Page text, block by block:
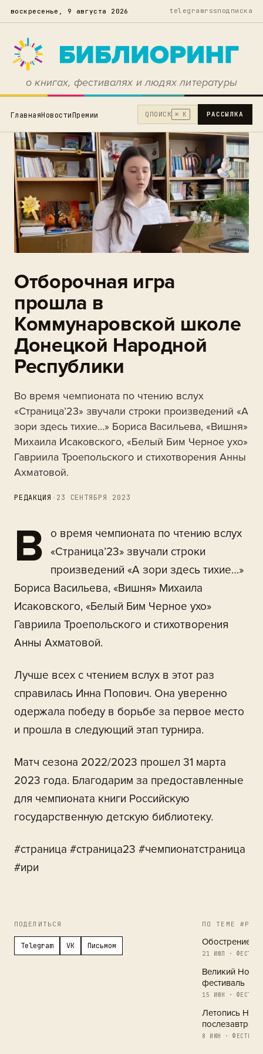
воскресенье, 9 августа 2026 telegramrssподписка
о книгах, фестивалях и людях литературы
ГлавнаяНовостиПремии Q ПОИСК ⌘ K РАССЫЛКА
Отборочная игра
прошла в
Коммунаровской школе
Донецкой Народной
Республики
Во время чемпионата по чтению вслух
«Страница’23» звучали строки произведений «А
зори здесь тихие…» Бориса Васильева, «Вишня»
Михаила Исаковского, «Белый Бим Черное ухо»
Гавриила Троепольского и стихотворения Анны
Ахматовой.
РЕДАКЦИЯ · 23 СЕНТЯБРЯ 2023
В
о время чемпионата по чтению вслух
«Страница’23» звучали строки
произведений «А зори здесь тихие…»
Бориса Васильева, «Вишня» Михаила
Исаковского, «Белый Бим Черное ухо»
Гавриила Троепольского и стихотворения
Анны Ахматовой.
Лучше всех с чтением вслух в этот раз
справилась Инна Попович. Она уверенно
одержала победу в борьбе за первое место
и прошла в следующий этап турнира.
Матч сезона 2022/2023 прошел 31 марта
2023 года. Благодарим за предоставленные
для чемпионата книги Российскую
государственную детскую библиотеку.
#страница #страница23 #чемпионатстраница
#ири
ПОДЕЛИТЬСЯ
Telegram VK Письмом
ПО ТЕМЕ
Обострение в
21 ИЮЛ ·
Великий
фестиваль
15 ИЮН ·
Летопись
послезавтра
8 ИЮН ·